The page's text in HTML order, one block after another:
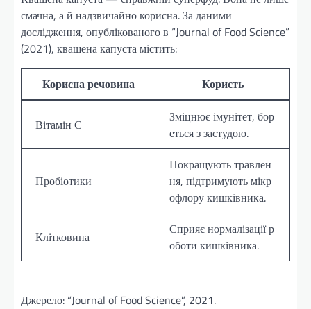
смачна, а й надзвичайно корисна. За даними
дослідження, опублікованого в “Journal of Food Science”
(2021), квашена капуста містить:
Корисна речовина Користь
Вітамін С
Зміцнює імунітет, бор
еться з застудою.
Пробіотики
Покращують травлен
ня, підтримують мікр
офлору кишківника.
Клітковина
Сприяє нормалізації р
оботи кишківника.
Джерело: “Journal of Food Science”, 2021.